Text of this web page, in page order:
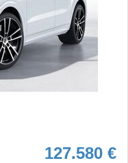
127.580 €